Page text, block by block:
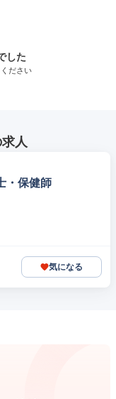
した
ださい
人
・保健師
気になる